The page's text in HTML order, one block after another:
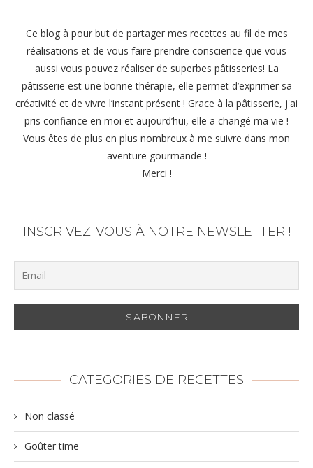
Ce blog à pour but de partager mes recettes au fil de mes
réalisations et de vous faire prendre conscience que vous
aussi vous pouvez réaliser de superbes pâtisseries! La
pâtisserie est une bonne thérapie, elle permet d’exprimer sa
créativité et de vivre l’instant présent ! Grace à la pâtisserie, j'ai
pris confiance en moi et aujourd’hui, elle a changé ma vie !
Vous êtes de plus en plus nombreux à me suivre dans mon
aventure gourmande !
Merci !
INSCRIVEZ-VOUS À NOTRE NEWSLETTER !
CATEGORIES DE RECETTES
Non classé
Goûter time